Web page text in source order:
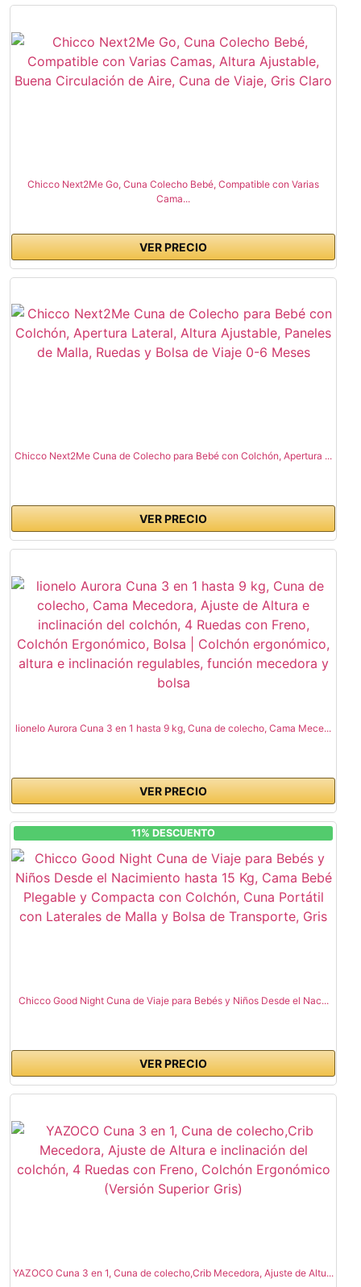
Chicco Next2Me Go, Cuna Colecho Bebé, Compatible con Varias
Cama...
VER PRECIO
Chicco Next2Me Cuna de Colecho para Bebé con Colchón, Apertura ...
VER PRECIO
lionelo Aurora Cuna 3 en 1 hasta 9 kg, Cuna de colecho, Cama Mece...
VER PRECIO
11% DESCUENTO
Chicco Good Night Cuna de Viaje para Bebés y Niños Desde el Nac...
VER PRECIO
YAZOCO Cuna 3 en 1, Cuna de colecho,Crib Mecedora, Ajuste de Altu...